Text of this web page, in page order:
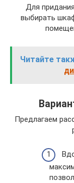
Для
выбирать
Читайте
Предлагаем